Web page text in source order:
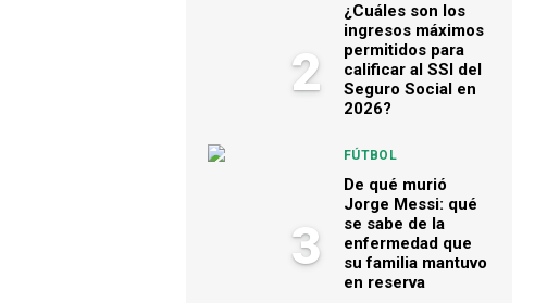
2
¿Cuáles son los
ingresos máximos
permitidos para
calificar al SSI del
Seguro Social en
2026?
3
FÚTBOL
De qué murió
Jorge Messi: qué
se sabe de la
enfermedad que
su familia mantuvo
en reserva